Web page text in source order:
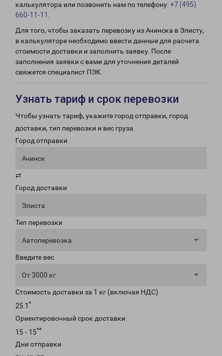
калькулятора или позвонить нам по телефону: +7 (495)
660-11-11
Для того, чтобы заказать перевозку из Ачинска в Элисту,
в калькуляторе необходимо ввести данные для расчета
стоимости доставки и заполнить заявку. После
заполнения заявки с вами для уточнения деталей
свяжется специалист ПЭК.
Узнать тариф и срок перевозки
Чтобы узнать тариф, укажите город отправки, город
доставки, тип перевозки и вес груза.
Город отправки
Ачинск
⇄
Город доставки
Элиста
Тип перевозки
Автоперевозка
Введите вес
От 3000 кг
Стоимость доставки за 1 кг (включая НДС)
25.1 *
Ориентировочный срок доставки
15 - 15**
Дни отправки